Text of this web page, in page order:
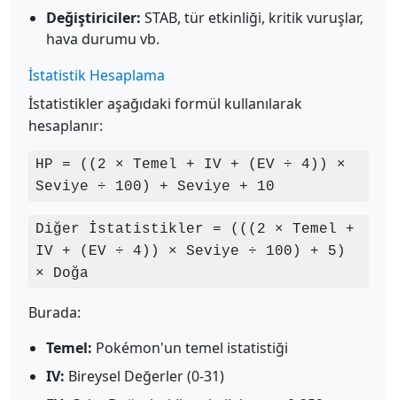
Değiştiriciler: STAB, tür etkinliği, kritik vuruşlar,
hava durumu vb.
İstatistik Hesaplama
İstatistikler aşağıdaki formül kullanılarak
hesaplanır:
HP = ((2 × Temel + IV + (EV ÷ 4)) ×
Seviye ÷ 100) + Seviye + 10
Diğer İstatistikler = (((2 × Temel +
IV + (EV ÷ 4)) × Seviye ÷ 100) + 5)
× Doğa
Burada:
Temel: Pokémon'un temel istatistiği
IV: Bireysel Değerler (0-31)